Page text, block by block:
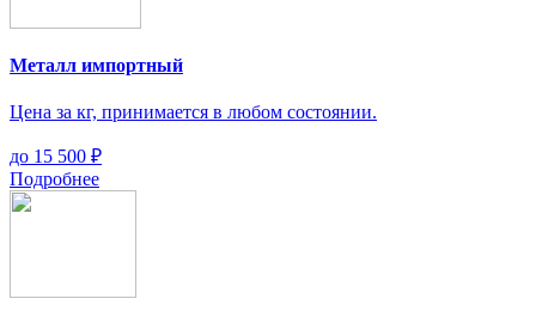
Металл импортный
Цена за кг, принимается в любом состоянии.
до 15 500 ₽
Подробнее